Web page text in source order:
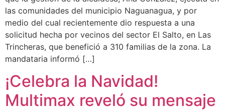
las comunidades del municipio Naguanagua, y por
medio del cual recientemente dio respuesta a una
solicitud hecha por vecinos del sector El Salto, en Las
Trincheras, que benefició a 310 familias de la zona. La
mandataria informó […]
¡Celebra la Navidad!
Multimax reveló su mensaje